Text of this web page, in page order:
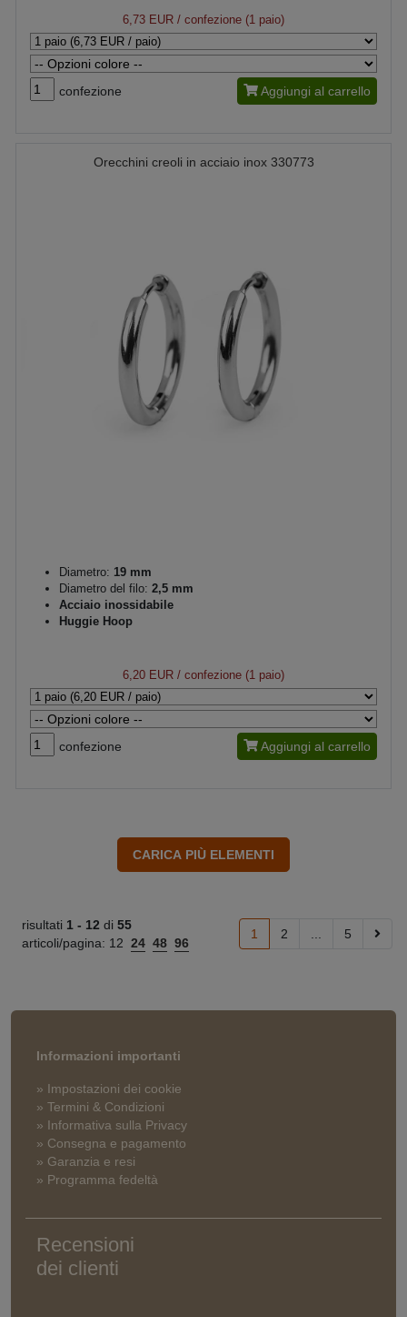
6,73 EUR / confezione (1 paio)
confezione Aggiungi al carrello
Orecchini creoli in acciaio inox 330773
Diametro: 19 mm
Diametro del filo: 2,5 mm
Acciaio inossidabile
Huggie Hoop
6,20 EUR / confezione (1 paio)
confezione Aggiungi al carrello
risultati 1 - 12 di 55
articoli/pagina: 12 24 48 96
1 2 5
Informazioni importanti
» Impostazioni dei cookie
» Termini & Condizioni
» Informativa sulla Privacy
» Consegna e pagamento
» Garanzia e resi
» Programma fedeltà
Recensioni
dei clienti